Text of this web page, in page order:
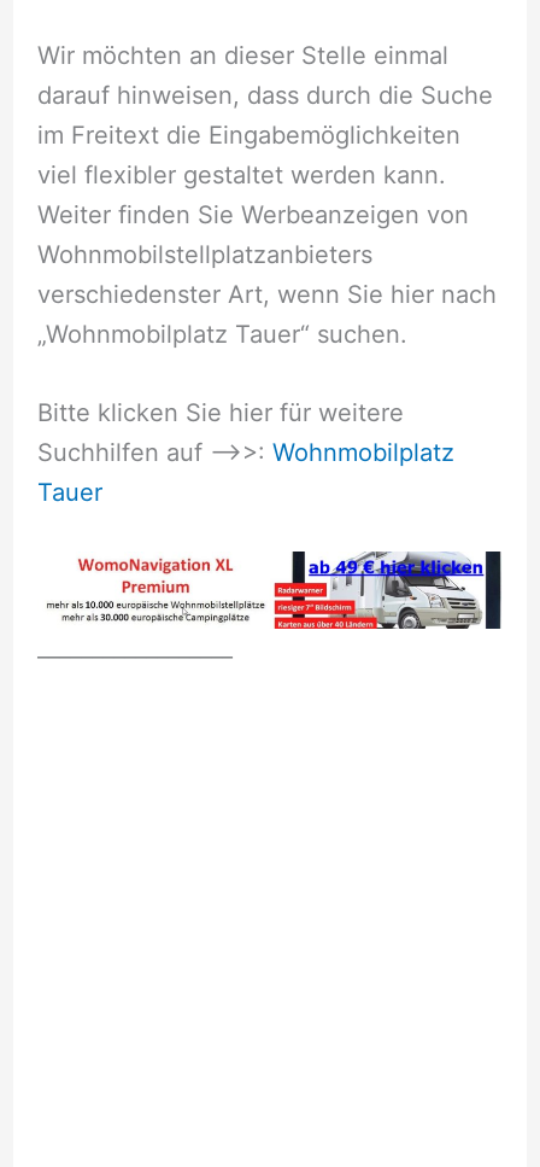
Wir möchten an dieser Stelle einmal
darauf hinweisen, dass durch die Suche
im Freitext die Eingabemöglichkeiten
viel flexibler gestaltet werden kann.
Weiter finden Sie Werbeanzeigen von
Wohnmobilstellplatzanbieters
verschiedenster Art, wenn Sie hier nach
„Wohnmobilplatz Tauer“ suchen.
Bitte klicken Sie hier für weitere
Suchhilfen auf –>>: Wohnmobilplatz
Tauer